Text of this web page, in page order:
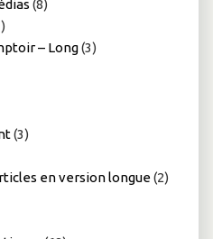
(8)
– Long(3)
(3)
en version longue(2)